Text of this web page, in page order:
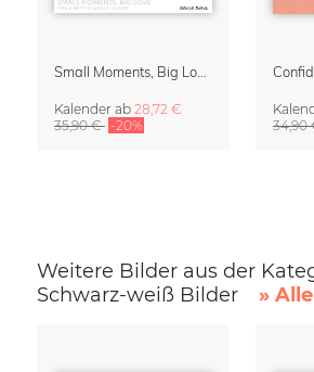
Kalender ab 28,72 €
35,90 € -20%
Weitere Bilder aus der
Schwarz-weiß Bilder
»